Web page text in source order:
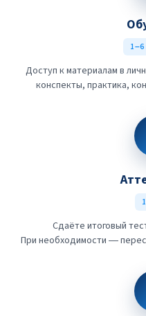
Доступ к материалам в
конспекты, практика,
Сдаёте итоговый
При необходимости —